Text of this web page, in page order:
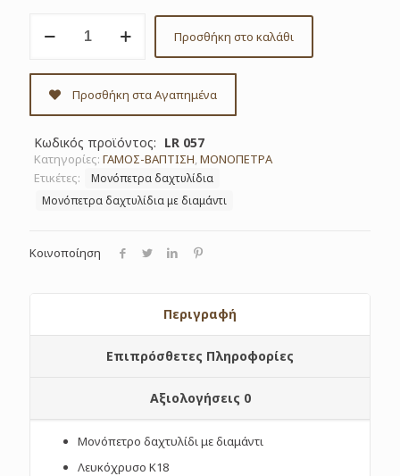
Δαχτυλίδι
διαμάντι
0.21ct
ΚΩΔ.
LR
057
Προσθήκη στο καλάθι
Προσθήκη στα Αγαπημένα
Κωδικός προϊόντος: LR 057
Κατηγορίες: ΓΑΜΟΣ-ΒΑΠΤΙΣΗ,ΜΟΝΟΠΕΤΡΑ
Ετικέτες:
Μονόπετρα δαχτυλίδια
Μονόπετρα δαχτυλίδια με διαμάντι
Κοινοποίηση
Περιγραφή
Επιπρόσθετες Πληροφορίες
Αξιολογήσεις 0
Μονόπετρο δαχτυλίδι με διαμάντι
Λευκόχρυσο Κ18